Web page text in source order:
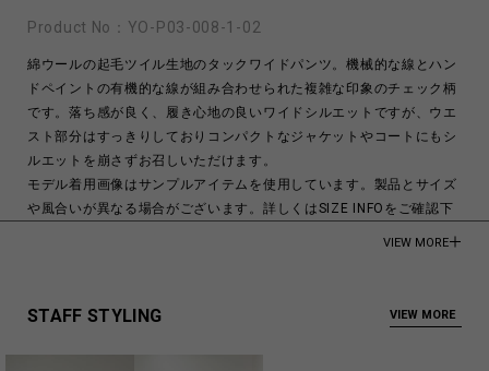
Product No： YO-P03-008-1-02
綿ウールの起毛ツイル生地のタックワイドパンツ。機械的な線とハン
ドペイントの有機的な線が組み合わせられた複雑な印象のチェック柄
です。落ち感が良く、履き心地の良いワイドシルエットですが、ウエ
スト部分はすっきりしておりコンパクトなジャケットやコートにもシ
ルエットを崩さずお召しいただけます。
モデル着用画像はサンプルアイテムを使用しています。製品とサイズ
や風合いが異なる場合がございます。詳しくはSIZE INFOをご確認下
COTTON 70%
VIEW MORE
STAFF STYLING VIEW MORE